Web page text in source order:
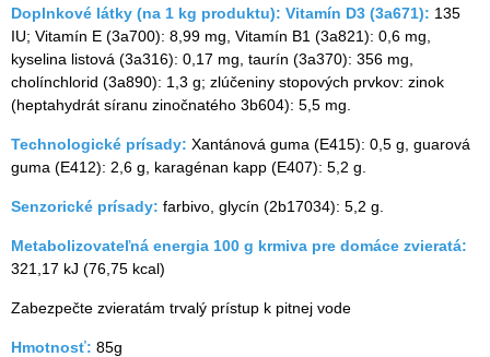
Doplnkové látky (na 1 kg produktu): Vitamín D3 (3а671): 135
IU; Vitamín E (3а700): 8,99 mg, Vitamín B1 (3а821): 0,6 mg,
kyselina listová (3а316): 0,17 mg, taurín (3а370): 356 mg,
cholínchlorid (3а890): 1,3 g; zlúčeniny stopových prvkov: zinok
(heptahydrát síranu zinočnatého 3b604): 5,5 mg.
Technologické prísady: Xantánová guma (Е415): 0,5 g, guarová
guma (E412): 2,6 g, karagénan kapp (Е407): 5,2 g.
Senzorické prísady: farbivo, glycín (2b17034): 5,2 g.
Metabolizovateľná energia 100 g krmiva pre domáce zvieratá:
321,17 kJ (76,75 kcal)
Zabezpečte zvieratám trvalý prístup k pitnej vode
Hmotnosť: 85g